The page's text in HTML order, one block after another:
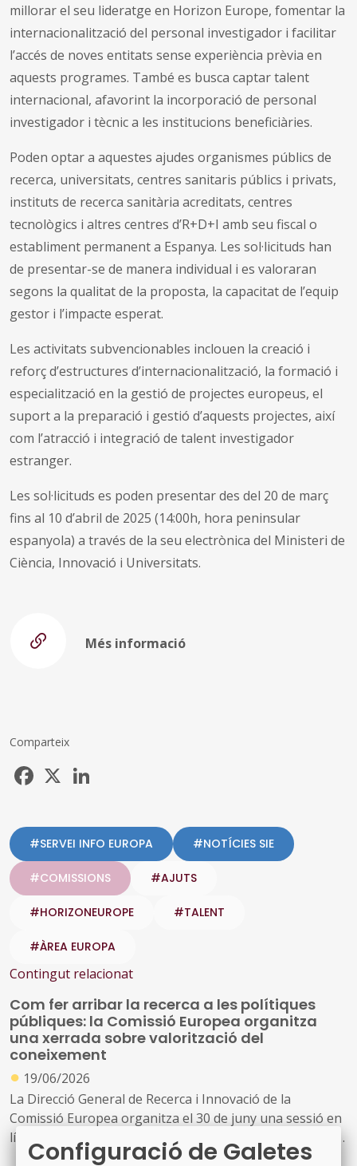
millorar el seu lideratge en Horizon Europe, fomentar la
internacionalització del personal investigador i facilitar
l’accés de noves entitats sense experiència prèvia en
aquests programes. També es busca captar talent
internacional, afavorint la incorporació de personal
investigador i tècnic a les institucions beneficiàries.
Poden optar a aquestes ajudes organismes públics de
recerca, universitats, centres sanitaris públics i privats,
instituts de recerca sanitària acreditats, centres
tecnològics i altres centres d’R+D+I amb seu fiscal o
establiment permanent a Espanya. Les sol·licituds han
de presentar-se de manera individual i es valoraran
segons la qualitat de la proposta, la capacitat de l’equip
gestor i l’impacte esperat.
Les activitats subvencionables inclouen la creació i
reforç d’estructures d’internacionalització, la formació i
especialització en la gestió de projectes europeus, el
suport a la preparació i gestió d’aquests projectes, així
com l’atracció i integració de talent investigador
estranger.
Les sol·licituds es poden presentar des del 20 de març
fins al 10 d’abril de 2025 (14:00h, hora peninsular
espanyola) a través de la seu electrònica del Ministeri de
Ciència, Innovació i Universitats.
Més informació
Comparteix
Facebook
#SERVEI INFO EUROPA #NOTÍCIES SIE
#COMISSIONS #AJUTS
#HORIZONEUROPE #TALENT
#ÀREA EUROPA
Contingut relacionat
Com fer arribar la recerca a les polítiques
públiques: la Comissió Europea organitza
una xerrada sobre valorització del
coneixement
● 19/06/2026
La Direcció General de Recerca i Innovació de la
Comissió Europea organitza el 30 de juny una sessió en
línia dedicada a explorar com els resultats de la recerca
poden traduir-se en millors polítiques públiques, sota el
Configuració de Galetes